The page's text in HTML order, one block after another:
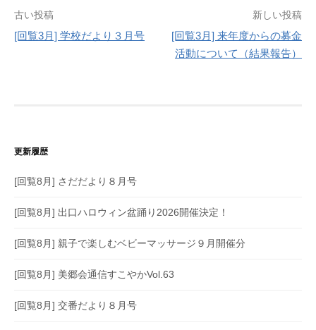
投
稿
ー
ン
古い投稿
[回覧3月] 学校だより３月号
新しい投稿
[回覧3月] 来年度からの募金
活動について（結果報告）
更新履歴
[回覧8月] さだだより８月号
[回覧8月] 出口ハロウィン盆踊り2026開催決定！
[回覧8月] 親子で楽しむベビーマッサージ９月開催分
[回覧8月] 美郷会通信すこやかVol.63
[回覧8月] 交番だより８月号